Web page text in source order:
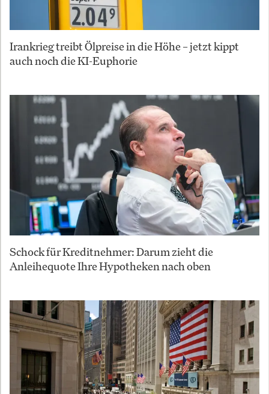
Irankrieg treibt Ölpreise in die Höhe – jetzt kippt
auch noch die KI-Euphorie
Schock für Kreditnehmer: Darum zieht die
Anleihequote Ihre Hypotheken nach oben